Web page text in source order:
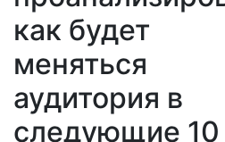
как будет
меняться
аудитория в
следующие 10